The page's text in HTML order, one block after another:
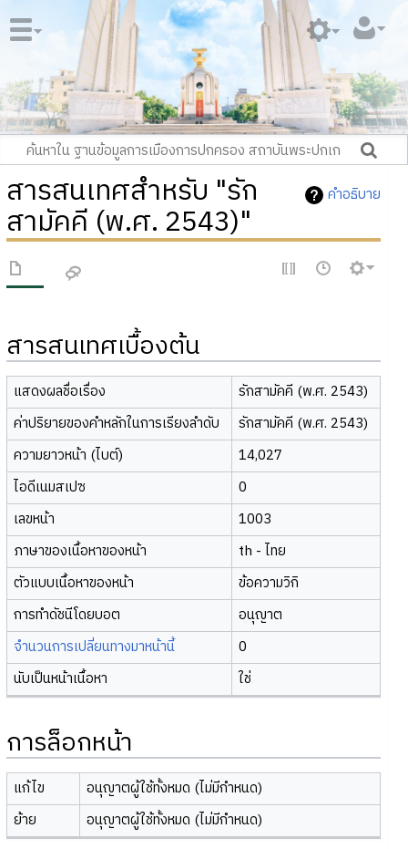
คำอธิบาย
สารสนเทศสำหรับ "รัก
สามัคคี (พ.ศ. 2543)"
สารสนเทศเบื้องต้น
แสดงผลชื่อเรื่อง
รักสามัคคี (พ.ศ. 2543)
ค่าปริยายของคำหลักในการเรียงลำดับ
รักสามัคคี (พ.ศ. 2543)
ความยาวหน้า (ไบต์)
14,027
ไอดีเนมสเปซ
0
เลขหน้า
1003
ภาษาของเนื้อหาของหน้า
th - ไทย
ตัวแบบเนื้อหาของหน้า
ข้อความวิกิ
การทำดัชนีโดยบอต
อนุญาต
จำนวนการเปลี่ยนทางมาหน้านี้
0
นับเป็นหน้าเนื้อหา
ใช่
การล็อกหน้า
แก้ไข
อนุญาตผู้ใช้ทั้งหมด (ไม่มีกำหนด)
ย้าย
อนุญาตผู้ใช้ทั้งหมด (ไม่มีกำหนด)